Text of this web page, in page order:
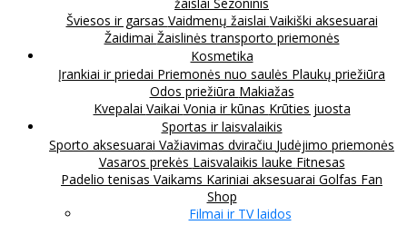
Šviesos ir garsas Vaidmenų žaislai Vaikiški aksesuarai
Žaidimai Žaislinės transporto priemonės
Kosmetika
Įrankiai ir priedai Priemonės nuo saulės Plaukų priežiūra
Odos priežiūra Makiažas
Kvepalai Vaikai Vonia ir kūnas Krūties juosta
Sportas ir laisvalaikis
Sporto aksesuarai Važiavimas dviračiu Judėjimo priemonės
Vasaros prekės Laisvalaikis lauke Fitnesas
Padelio tenisas Vaikams Kariniai aksesuarai Golfas Fan
Shop
Filmai ir TV laidos